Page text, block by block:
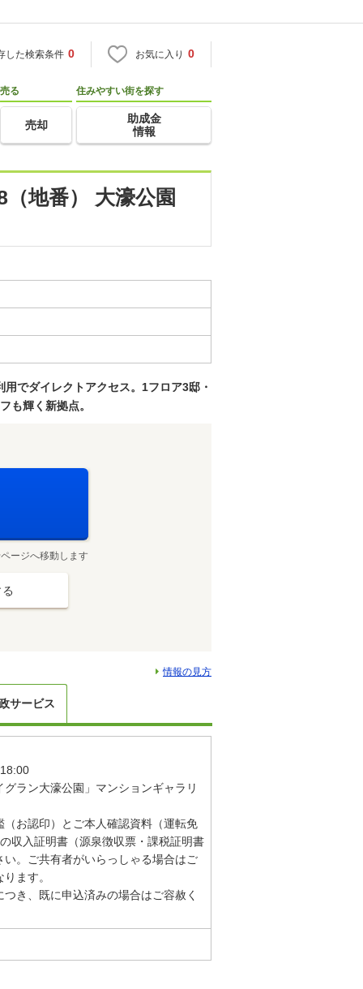
した検索条件 0 お気に入り 0
売る
売却
住みやすい街を探す
助成金
情報
地番） 大濠公園
でダイレクトアクセス。1フロア3邸・
も輝く新拠点。
ージへ移動します
情報の見方
サービス
ラン大濠公園」マンションギャラリ
お認印）とご本人確認資料（運転免
収入証明書（源泉徴収票・課税証明書
い。ご共有者がいらっしゃる場合はご
ます。
き、既に申込済みの場合はご容赦く